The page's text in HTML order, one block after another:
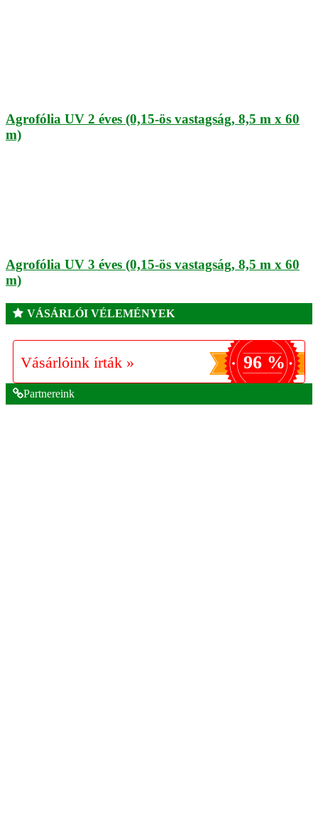
Agrofólia UV 2 éves (0,15-ös vastagság, 8,5 m x 60
m)
Agrofólia UV 3 éves (0,15-ös vastagság, 8,5 m x 60
m)
VÁSÁRLÓI VÉLEMÉNYEK
Vásárlóink írták » 96 %
Partnereink